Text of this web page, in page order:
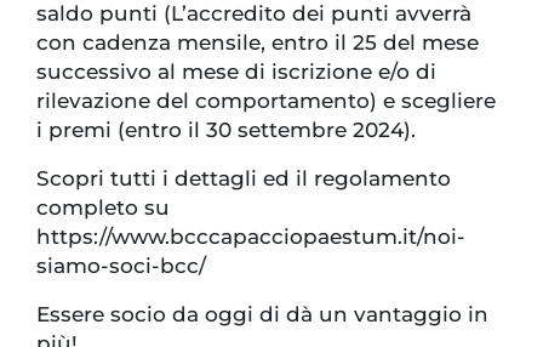
saldo punti (L’accredito dei punti avverrà
con cadenza mensile, entro il 25 del mese
successivo al mese di iscrizione e/o di
rilevazione del comportamento) e scegliere
i premi (entro il 30 settembre 2024).
Scopri tutti i dettagli ed il regolamento
completo su
https://www.bcccapacciopaestum.it/noi-
siamo-soci-bcc/
Essere socio da oggi di dà un vantaggio in